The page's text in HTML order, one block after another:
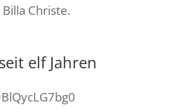
Christe.
elf Jahren